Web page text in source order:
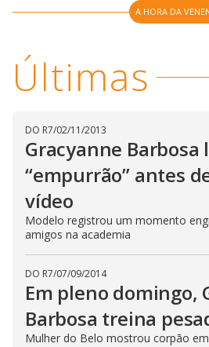
i
d
e
o
A HORA DA
Últimas
DO R7/02/11/2013
Gracyanne Barbosa
“empurrão” antes
vídeo
Modelo registrou um momento
amigos na academia
DO R7/07/09/2014
Em pleno domingo,
Barbosa treina
Mulher do Belo mostrou corpão